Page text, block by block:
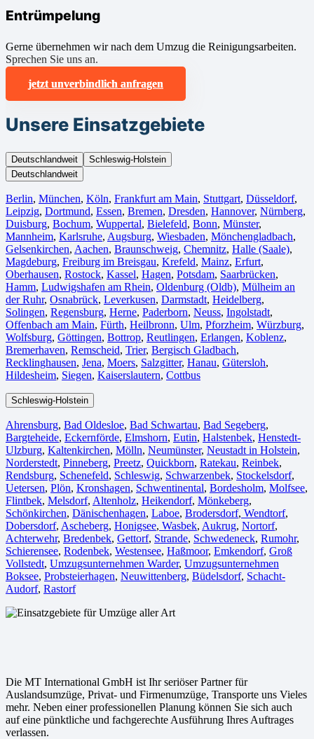
Entrümpelung
Gerne übernehmen wir nach dem Umzug die Reinigungsarbeiten.
Sprechen Sie uns an.
jetzt unverbindlich anfragen
Unsere Einsatzgebiete
Deutschlandweit
Schleswig-Holstein
Deutschlandweit
Berlin⁠, München, Köln⁠, Frankfurt am Main, Stuttgart, Düsseldorf,
Leipzig, Dortmund, Essen, Bremen, Dresden, Hannover, Nürnberg,
Duisburg⁠, Bochum, Wuppertal⁠, Bielefeld⁠, Bonn⁠, Münster⁠,
Mannheim, Karlsruhe, Augsburg, Wiesbaden⁠, Mönchengladbach⁠,
Gelsenkirchen⁠, Aachen⁠, Braunschweig, Chemnitz⁠, Halle (Saale)⁠,
Magdeburg, Freiburg im Breisgau⁠, Krefeld⁠, Mainz⁠, Erfurt,
Oberhausen⁠, Rostock⁠, Kassel⁠, Hagen, Potsdam, Saarbrücken⁠,
Hamm, Ludwigshafen am Rhein⁠, Oldenburg (Oldb), Mülheim an
der Ruhr, Osnabrück⁠, Leverkusen, Darmstadt⁠, Heidelberg,
Solingen, Regensburg, Herne⁠, Paderborn, Neuss, Ingolstadt,
Offenbach am Main, Fürth⁠, Heilbronn, Ulm⁠, Pforzheim, Würzburg,
Wolfsburg⁠, Göttingen, Bottrop, Reutlingen, Erlangen⁠, Koblenz,
Bremerhaven⁠, Remscheid, Trier⁠, Bergisch Gladbach,
Recklinghausen, Jena⁠, Moers⁠, Salzgitter⁠, Hanau, Gütersloh,
Hildesheim⁠, Siegen⁠, Kaiserslautern⁠, Cottbus⁠
Schleswig-Holstein
Ahrensburg, Bad Oldesloe, Bad Schwartau, Bad Segeberg,
Bargteheide, Eckernförde, Elmshorn, Eutin, Halstenbek, Henstedt-
Ulzburg, Kaltenkirchen, Mölln, Neumünster, Neustadt in Holstein,
Norderstedt, Pinneberg, Preetz, Quickborn, Ratekau, Reinbek,
Rendsburg, Schenefeld, Schleswig, Schwarzenbek, Stockelsdorf,
Uetersen, Plön, Kronshagen, Schwentinental, Bordesholm, Molfsee,
Flintbek, Melsdorf, Altenholz, Heikendorf, Mönkeberg,
Schönkirchen, Dänischenhagen, Laboe, Brodersdorf, Wendtorf,
Dobersdorf, Ascheberg, Honigsee, Wasbek, Aukrug, Nortorf,
Achterwehr, Bredenbek, Gettorf, Strande, Schwedeneck, Rumohr,
Schierensee, Rodenbek, Westensee, Haßmoor, Emkendorf, Groß
Vollstedt, Umzugsunternehmen Warder, Umzugsunternehmen
Boksee, Probsteierhagen, Neuwittenberg, Büdelsdorf, Schacht-
Audorf, Rastorf
Die MT International GmbH ist Ihr seriöser Partner für
Auslandsumzüge, Privat- und Firmenumzüge, Transporte uns Vieles
mehr. Neben einer professionellen Planung können Sie sich auch
auf eine pünktliche und fachgerechte Ausführung Ihres Auftrages
verlassen.